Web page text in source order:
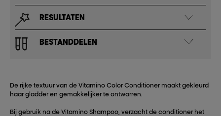
RESULTATEN
BESTANDDELEN
De rijke textuur van de Vitamino Color Conditioner maakt gekleurd
haar gladder en gemakkelijker te ontwarren.
Bij gebruik na de Vitamino Shampoo, verzacht de conditioner het